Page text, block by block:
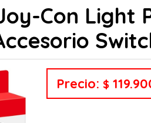
Con Light
Precio: $